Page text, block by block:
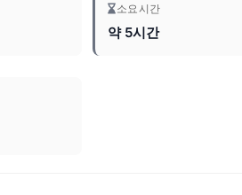
소요시간
약 5시간